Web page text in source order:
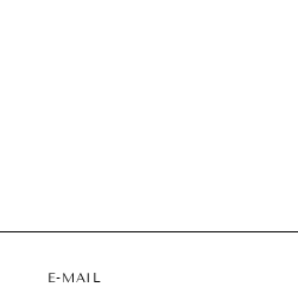
E-MAIL